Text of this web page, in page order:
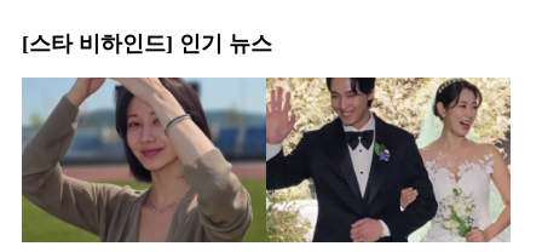
[스타 비하인드] 인기 뉴스